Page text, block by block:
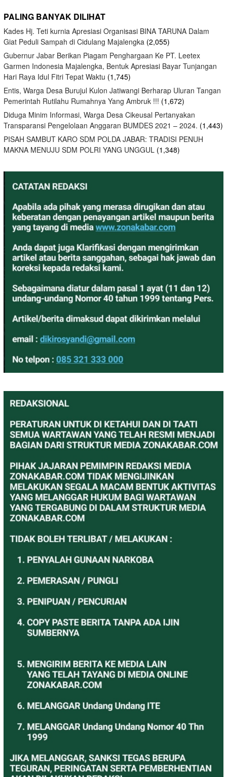
PALING BANYAK DILIHAT
Kades Hj. Teti kurnia Apresiasi Organisasi BINA TARUNA Dalam
Giat Peduli Sampah di Cidulang Majalengka (2,055)
Gubernur Jabar Berikan Piagam Penghargaan Ke PT. Leetex
Garmen Indonesia Majalengka, Bentuk Apresiasi Bayar Tunjangan
Hari Raya Idul Fitri Tepat Waktu (1,745)
Entis, Warga Desa Burujul Kulon Jatiwangi Berharap Uluran Tangan
Pemerintah Rutilahu Rumahnya Yang Ambruk !!! (1,672)
Diduga Minim Informasi, Warga Desa Cikeusal Pertanyakan
Transparansi Pengelolaan Anggaran BUMDES 2021 – 2024. (1,443)
PISAH SAMBUT KARO SDM POLDA JABAR: TRADISI PENUH
MAKNA MENUJU SDM POLRI YANG UNGGUL (1,348)